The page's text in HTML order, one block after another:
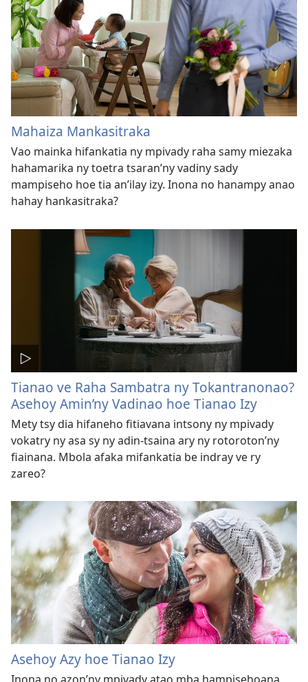
Mahaiza Mankasitraka
Vao mainka hifankatia ny mpivady raha samy miezaka
hahamarika ny toetra tsaran’​ny vadiny sady
mampiseho hoe tia an’​ilay izy. Inona no hanampy anao
hahay hankasitraka?
Tianao ve Raha Sambatra ny Tokantranonao?
Asehoy Amin’ny Vadinao hoe Tianao Izy
Mety tsy dia hifaneho fitiavana intsony ny mpivady
vokatry ny asa sy ny adin-tsaina ary ny rotoroton’ny
fiainana. Mbola afaka mifankatia be indray ve ry
zareo?
Asehoy Azy hoe Tianao Izy